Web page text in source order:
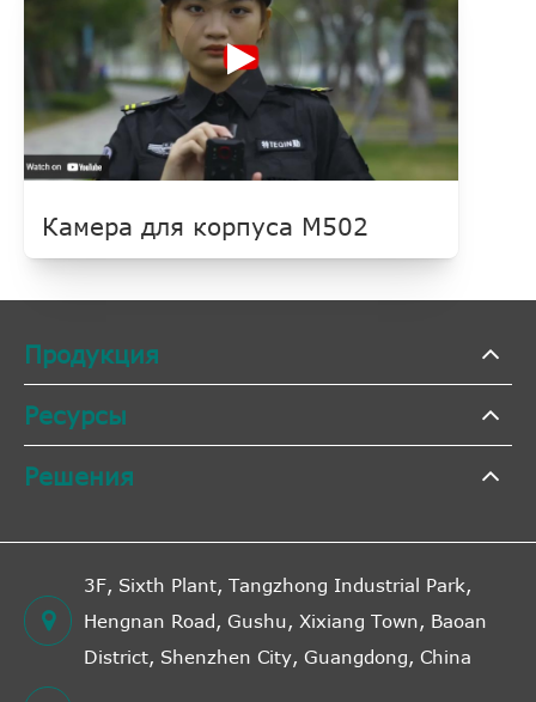
Камера для корпуса M502
Продукция
Ресурсы
Решения
3F, Sixth Plant, Tangzhong Industrial Park,
Hengnan Road, Gushu, Xixiang Town, Baoan
District, Shenzhen City, Guangdong, China